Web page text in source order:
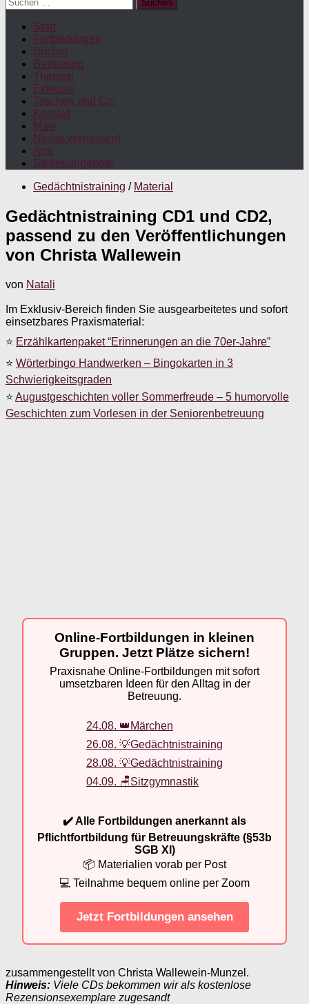
nach:
Start
Fortbildungen
Bücher
Betreuung
Themen
Exklusiv
Taschen und Co.
Kontakt
Maw
Nichts verpassen!
App
Stellenangebote
Gedächtnistraining / Material
Gedächtnistraining CD1 und CD2,
passend zu den Veröffentlichungen
von Christa Wallewein
von Natali
Im Exklusiv-Bereich finden Sie ausgearbeitetes und sofort
einsetzbares Praxismaterial:
⭐ Erzählkartenpaket “Erinnerungen an die 70er-Jahre”
⭐ Wörterbingo Handwerken – Bingokarten in 3
Schwierigkeitsgraden
⭐ Augustgeschichten voller Sommerfreude – 5 humorvolle
Geschichten zum Vorlesen in der Seniorenbetreuung
Online-Fortbildungen in kleinen
Gruppen. Jetzt Plätze sichern!
Praxisnahe Online-Fortbildungen mit sofort
umsetzbaren Ideen für den Alltag in der
Betreuung.
24.08. 👑Märchen
26.08. 💡Gedächtnistraining
28.08. 💡Gedächtnistraining
04.09. 🪑Sitzgymnastik
✔️ Alle Fortbildungen anerkannt als
Pflichtfortbildung für Betreuungskräfte (§53b
SGB XI)
📦 Materialien vorab per Post
💻 Teilnahme bequem online per Zoom
Jetzt Fortbildungen ansehen
zusammengestellt von Christa Wallewein-Munzel.
Hinweis: Viele CDs bekommen wir als kostenlose
Rezensionsexemplare zugesandt